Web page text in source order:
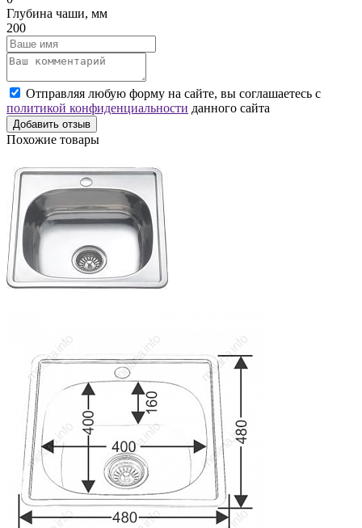
Глубина чаши, мм
200
Отправляя любую форму на сайте, вы соглашаетесь с
политикой конфиденциальности данного сайта
Добавить отзыв
Похожие товары